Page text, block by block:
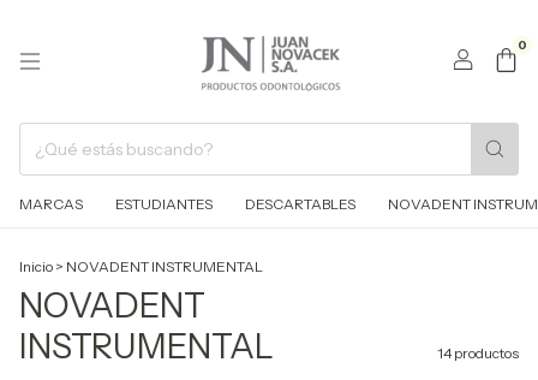
0
MARCAS ESTUDIANTES DESCARTABLES NOVADENT
Inicio > NOVADENT INSTRUMENTAL
NOVADENT
INSTRUMENTAL
14 productos